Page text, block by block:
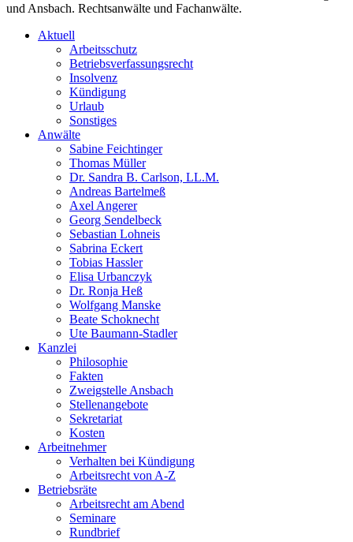
und Ansbach. Rechtsanwälte und Fachanwälte.
Aktuell
Arbeitsschutz
Betriebsverfassungsrecht
Insolvenz
Kündigung
Urlaub
Sonstiges
Anwälte
Sabine Feichtinger
Thomas Müller
Dr. Sandra B. Carlson, LL.M.
Andreas Bartelmeß
Axel Angerer
Georg Sendelbeck
Sebastian Lohneis
Sabrina Eckert
Tobias Hassler
Elisa Urbanczyk
Dr. Ronja Heß
Wolfgang Manske
Beate Schoknecht
Ute Baumann-Stadler
Kanzlei
Philosophie
Fakten
Zweigstelle Ansbach
Stellenangebote
Sekretariat
Kosten
Arbeitnehmer
Verhalten bei Kündigung
Arbeitsrecht von A-Z
Betriebsräte
Arbeitsrecht am Abend
Seminare
Rundbrief